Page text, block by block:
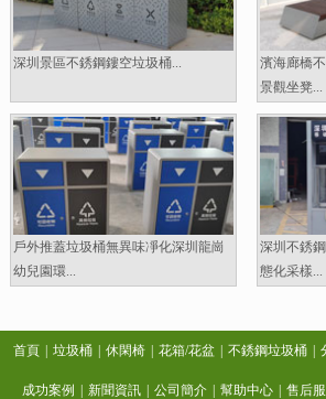
深圳景區不銹鋼鏤空垃圾桶...
濱海廊橋
景觀坐凳...
戶外推蓋垃圾桶無異味凈化深圳龍崗
幼兒園環...
深圳不銹
態化采樣...
首頁 垃圾桶 休閑椅 花箱/花盆 不銹鋼垃圾桶
成功案例 新聞資訊 公司簡介 幫助中心 售后